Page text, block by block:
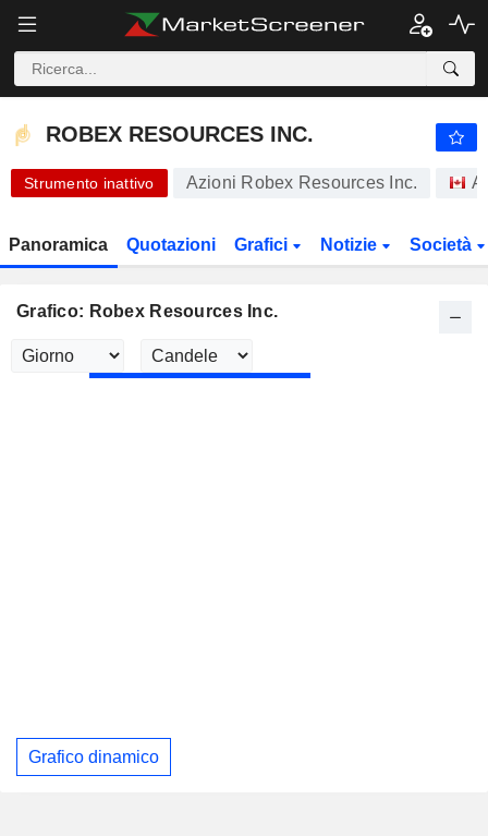
ROBEX RESOURCES INC.
ROBEX RESOURCES INC.
Strumento inattivo Azioni Robex Resources Inc.
Panoramica Quotazioni Grafici Notizie Società
Grafico: Robex Resources Inc.
Grafico dinamico